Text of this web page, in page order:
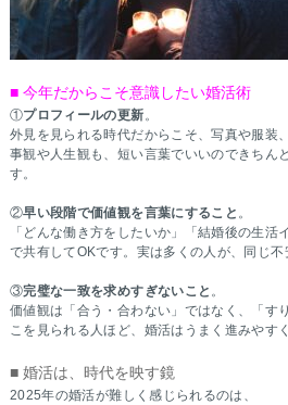
■ 今年だからこそ意識したい婚活術
①プロフィールの更新。
外見を見られる時代だからこそ、写真や服装
事観や人生観も、短い言葉でいいのできちん
す。
②早い段階で価値観を言葉にすること 。
「どんな働き方をしたいか」「結婚後の生活
で共有してOKです。実は多くの人が、同じ不
③完璧な一致を求めすぎないこと 。
価値観は「合う・合わない」ではなく、「す
こを見られる人ほど、婚活はうまく進みやす
■ 婚活は、時代を映す鏡
2025年の婚活が難しく感じられるのは、